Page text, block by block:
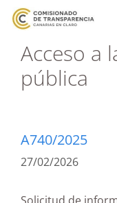
Acceso a
pública
A740/2025
27/02/2026